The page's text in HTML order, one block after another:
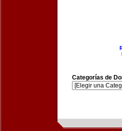
Categorías de